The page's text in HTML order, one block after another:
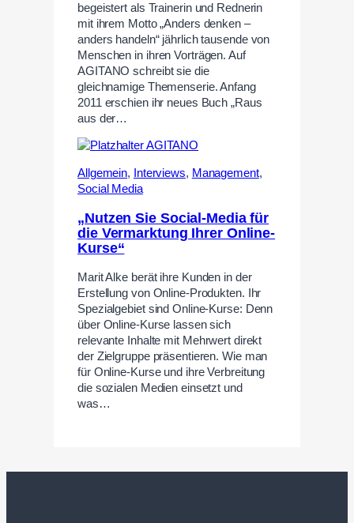
begeistert als Trainerin und Rednerin
mit ihrem Motto „Anders denken –
anders handeln“ jährlich tausende von
Menschen in ihren Vorträgen. Auf
AGITANO schreibt sie die
gleichnamige Themenserie. Anfang
2011 erschien ihr neues Buch „Raus
aus der…
Allgemein, Interviews, Management,
Social Media
„Nutzen Sie Social-Media für
die Vermarktung Ihrer Online-
Kurse“
Marit Alke berät ihre Kunden in der
Erstellung von Online-Produkten. Ihr
Spezialgebiet sind Online-Kurse: Denn
über Online-Kurse lassen sich
relevante Inhalte mit Mehrwert direkt
der Zielgruppe präsentieren. Wie man
für Online-Kurse und ihre Verbreitung
die sozialen Medien einsetzt und
was…